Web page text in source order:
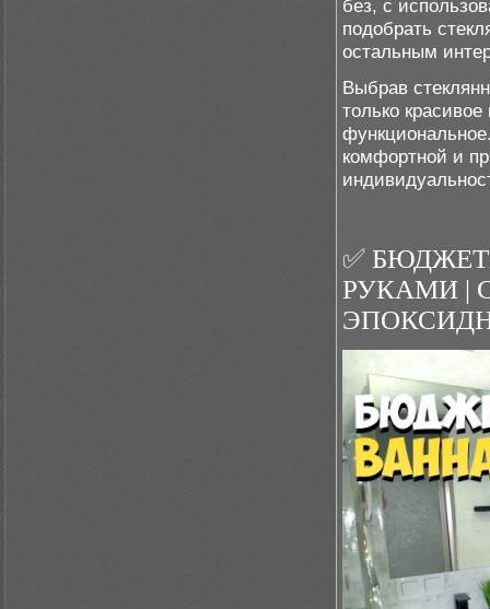
без, с
подобрать
остальным
Выбрав
только
комфортной и
✅
РУКАМИ |